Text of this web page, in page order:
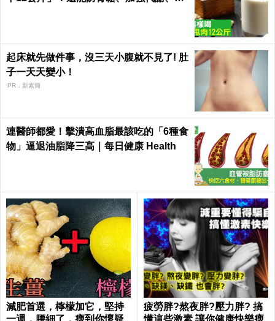
起床就先做件事，沒三天小腹就不見了! 肚
子一天天變小！
PR．新素簡
連醫師都愛！擊潰高血脂最該吃的「6種食
物」逼退油脂降三高｜每日健康 Health
減肥首選，檸檬加它，堅持
疲勞胖?熬夜胖?壓力胖? 搞